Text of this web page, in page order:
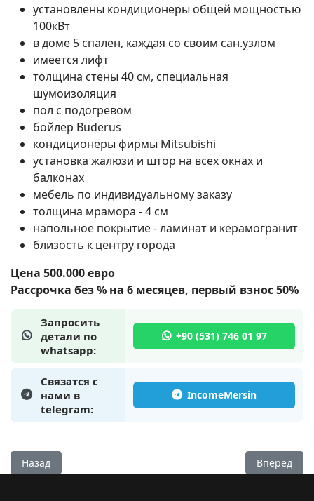
установлены кондиционеры общей мощностью
100кВт
в доме 5 спален, каждая со своим сан.узлом
имеется лифт
толщина стены 40 см, специальная
шумоизоляция
пол с подогревом
бойлер Buderus
кондиционеры фирмы Mitsubishi
установка жалюзи и штор на всех окнах и
балконах
мебель по индивидуальному заказу
толщина мрамора - 4 см
напольное покрытие - ламинат и керамогранит
близость к центру города
Цена 500.000 евро
Рассрочка без % на 6 месяцев, первый взнос 50%
Запросить
детали по
whatsapp:
Связатся с
нами в
telegram:
Предыдущий: Квартиры 1+1 в новом комплексе в Мерсине,
Назад Вперед